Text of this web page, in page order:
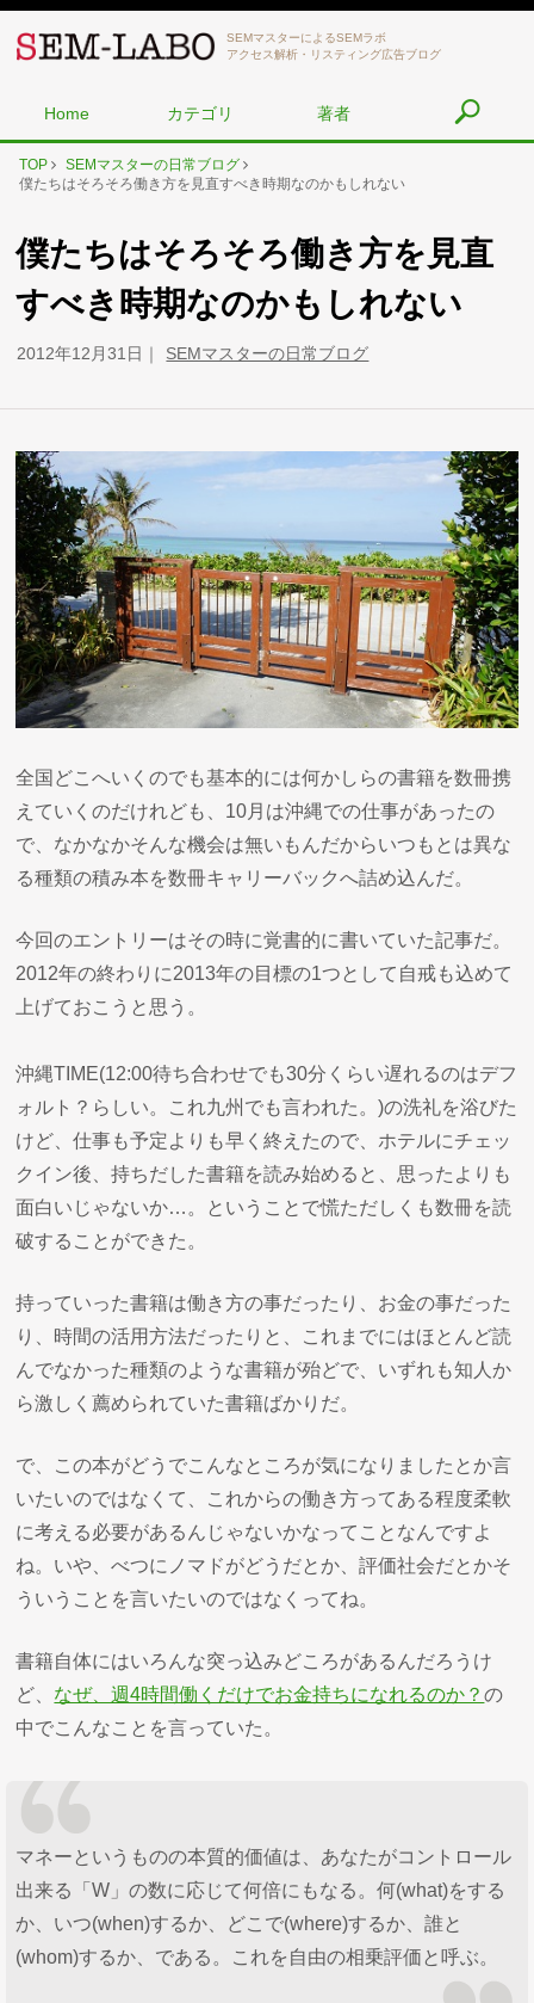
SEMマスターによるSEMラボ
アクセス解析・リスティング広告ブログ
Home カテゴリ 著者
TOP
SEMマスターの日常ブログ
僕たちはそろそろ働き方を見直すべき時期なのかもしれない
僕たちはそろそろ働き方を見直
すべき時期なのかもしれない
2012年12月31日 SEMマスターの日常ブログ
全国どこへいくのでも基本的には何かしらの書籍を数冊携
えていくのだけれども、10月は沖縄での仕事があったの
で、なかなかそんな機会は無いもんだからいつもとは異な
る種類の積み本を数冊キャリーバックへ詰め込んだ。
今回のエントリーはその時に覚書的に書いていた記事だ。
2012年の終わりに2013年の目標の1つとして自戒も込めて
上げておこうと思う。
沖縄TIME(12:00待ち合わせでも30分くらい遅れるのはデフ
ォルト？らしい。これ九州でも言われた。)の洗礼を浴びた
けど、仕事も予定よりも早く終えたので、ホテルにチェッ
クイン後、持ちだした書籍を読み始めると、思ったよりも
面白いじゃないか…。ということで慌ただしくも数冊を読
破することができた。
持っていった書籍は働き方の事だったり、お金の事だった
り、時間の活用方法だったりと、これまでにはほとんど読
んでなかった種類のような書籍が殆どで、いずれも知人か
ら激しく薦められていた書籍ばかりだ。
で、この本がどうでこんなところが気になりましたとか言
いたいのではなくて、これからの働き方ってある程度柔軟
に考える必要があるんじゃないかなってことなんですよ
ね。いや、べつにノマドがどうだとか、評価社会だとかそ
ういうことを言いたいのではなくってね。
書籍自体にはいろんな突っ込みどころがあるんだろうけ
ど、 なぜ、週4時間働くだけでお金持ちになれるのか？の
中でこんなことを言っていた。
マネーというものの本質的価値は、あなたがコントロール
出来る「W」の数に応じて何倍にもなる。何(what)をする
か、いつ(when)するか、どこで(where)するか、誰と
(whom)するか、である。これを自由の相乗評価と呼ぶ。